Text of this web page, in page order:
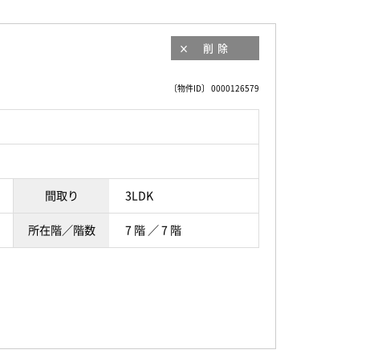
削除
〔物件ID〕 0000126579
間取り 3LDK
所在階／階数 7 階 ／ 7 階